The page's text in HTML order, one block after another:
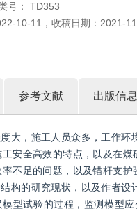
号：
TD353
10-11 ， 收稿日期： 2021-
参考文献 出版信息
大，施工人员众多，工作环
安全高效的特点，以及在煤
不足的问题，以及锚杆支护
构的研究现状，以及作者设
型试验的过程，监测模型